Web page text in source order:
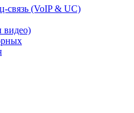
связь (VoIP & UC)
видео)